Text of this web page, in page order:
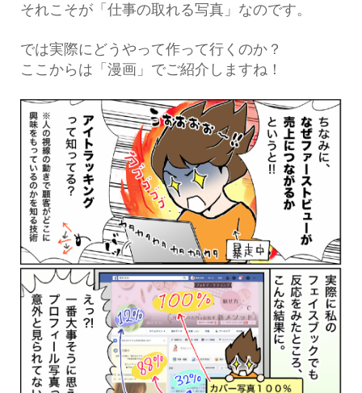
それこそが「仕事の取れる写真」なのです。
では実際にどうやって作って行くのか？
ここからは「漫画」でご紹介しますね！